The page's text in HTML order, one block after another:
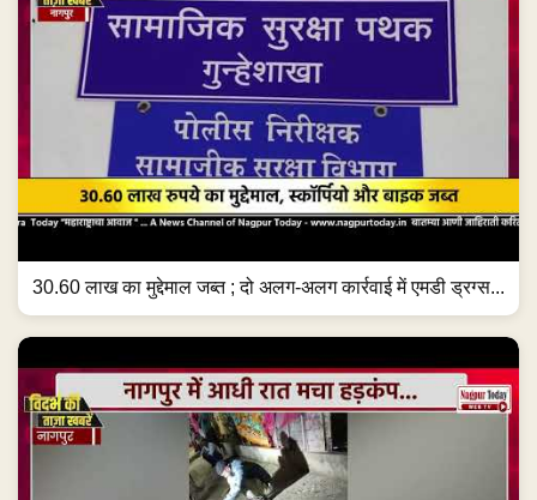
30.60 लाख का मुद्देमाल जब्त ; दो अलग-अलग कार्रवाई में एमडी ड्रग्स...